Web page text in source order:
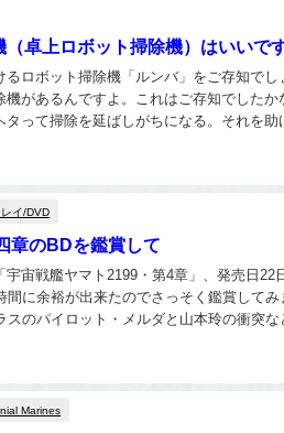
卓上ロボット掃除機）はいいです
ロボット掃除機「ルンバ」をご存知でし
があるんですよ。これはご存知でしたか
って掃除を延ばしがちになる。それを助
イ/DVD
章のBDを鑑賞して
宙戦艦ヤマト2199・第4章」、発売日22
間に余裕が出来たのでさっそく鑑賞してみ
のパイロット・メルダと山本玲の衝突な
Marines